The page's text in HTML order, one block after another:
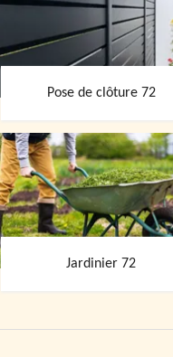
Pose de clôture 72
Jardinier 72